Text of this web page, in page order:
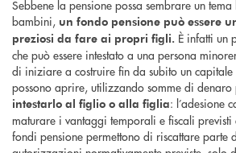
Sebbene la pensione possa sembrare un
bambini, un fondo pensione può essere
preziosi da fare ai propri figli. È infatti un
che può essere intestato a una persona
di iniziare a costruire fin da subito un
possono aprire, utilizzando somme di
intestarlo al figlio o alla figlia: l’adesione
maturare i vantaggi temporali e fiscali
fondi pensione permettono di riscattare parte